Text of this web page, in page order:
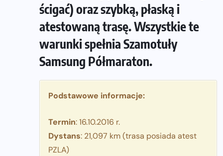
ścigać) oraz szybką, płaską i
atestowaną trasę. Wszystkie te
warunki spełnia Szamotuły
Samsung Półmaraton.
Podstawowe informacje:
Termin: 16.10.2016 r.
Dystans: 21,097 km (trasa posiada atest
PZLA)